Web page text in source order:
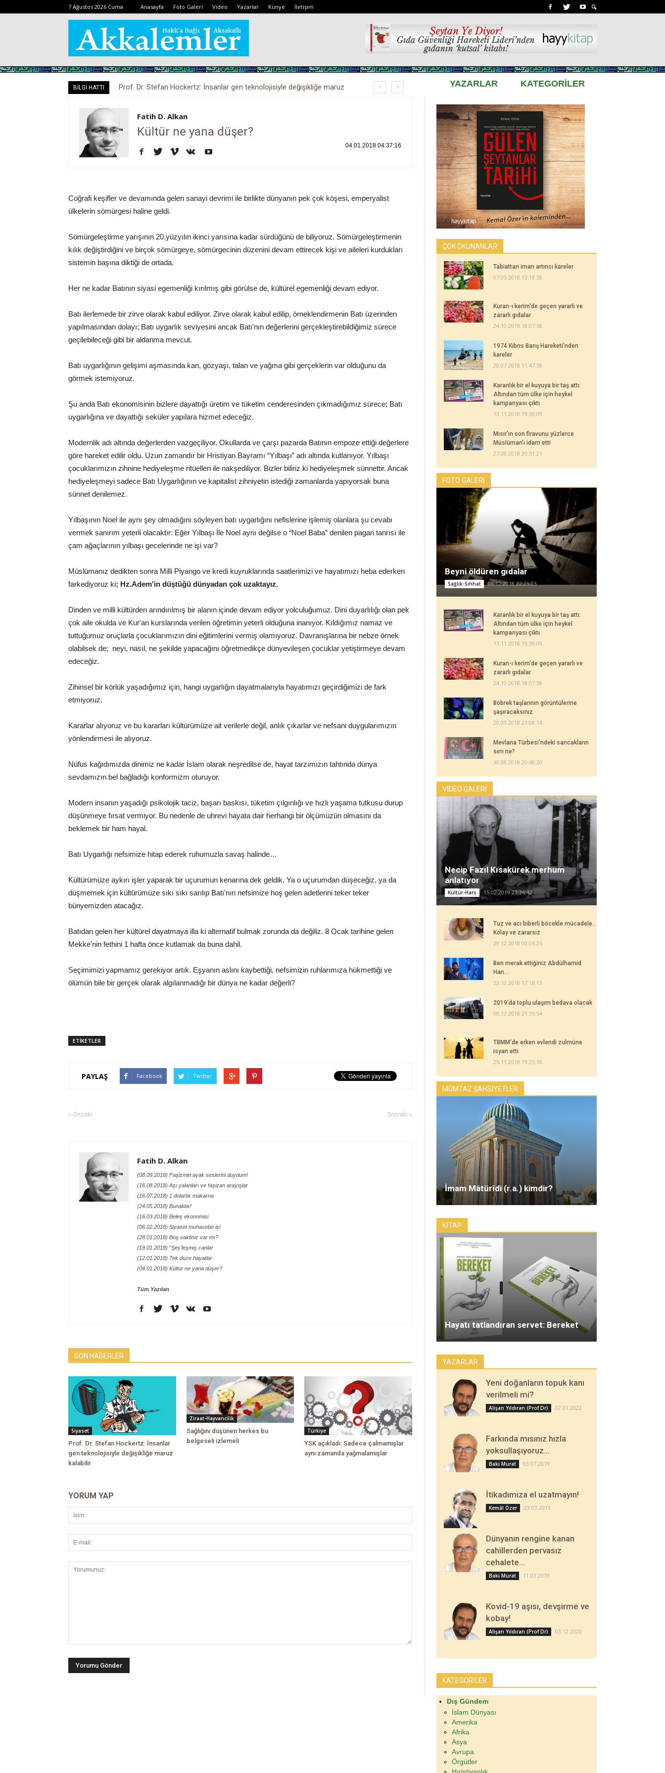
7 Ağustos 2026 Cuma Anasayfa Foto Galeri Video Yazarlar Künye İletişim
BİLGİ HATTI
Prof. Dr. Stefan Hockertz: İnsanlar gen teknolojisiyle değişikliğe maruz
YAZARLAR KATEGORİLER
Fatih D. Alkan
Kültür ne yana düşer?
04.01.2018 04:37:16
Coğrafi keşifler ve devamında gelen sanayi devrimi ile birlikte dünyanın pek çok köşesi, emperyalist
ülkelerin sömürgesi haline geldi.
Sömürgeleştirme yarışının 20.yüzyılın ikinci yarısına kadar sürdüğünü de biliyoruz. Sömürgeleştirmenin
kılık değiştirdiğini ve birçok sömürgeye, sömürgecinin düzenini devam ettirecek kişi ve aileleri kurdukları
sistemin başına diktiği de ortada.
Her ne kadar Batının siyasi egemenliği kırılmış gibi görülse de, kültürel egemenliği devam ediyor.
Batı ilerlemede bir zirve olarak kabul ediliyor. Zirve olarak kabul edilip, örneklendirmenin Batı üzerinden
yapılmasından dolayı; Batı uygarlık seviyesini ancak Batı'nın değerlerini gerçekleştirebildiğimiz sürece
geçilebileceği gibi bir aldanma mevcut.
Batı uygarlığının gelişimi aşmasında kan, gözyaşı, talan ve yağma gibi gerçeklerin var olduğunu da
görmek istemiyoruz.
Şu anda Batı ekonomisinin bizlere dayattığı üretim ve tüketim cenderesinden çıkmadığımız sürece; Batı
uygarlığına ve dayattığı seküler yapılara hizmet edeceğiz.
Modernlik adı altında değerlerden vazgeçiliyor. Okullarda ve çarşı pazarda Batının empoze ettiği değerlere
göre hareket edilir oldu. Uzun zamandır bir Hristiyan Bayramı “Yılbaşı” adı altında kutlanıyor. Yılbaşı
çocuklarımızın zihnine hediyeleşme ritüelleri ile nakşediliyor. Bizler biliriz ki hediyeleşmek sünnettir. Ancak
hediyeleşmeyi sadece Batı Uygarlığının ve kapitalist zihniyetin istediği zamanlarda yapıyorsak buna
sünnet denilemez.
Yılbaşının Noel ile aynı şey olmadığını söyleyen batı uygarlığını nefislerine işlemiş olanlara şu cevabı
vermek sanırım yeterli olacaktır: Eğer Yılbaşı İle Noel aynı değilse o “Noel Baba” denilen pagan tanrısı ile
çam ağaçlarının yılbaşı gecelerinde ne işi var?
Müslümanız dedikten sonra Milli Piyango ve kredi kuyruklarında saatlerimizi ve hayatımızı heba ederken
farkediyoruz ki; Hz.Adem'in düştüğü dünyadan çok uzaktayız.
Dinden ve milli kültürden arındırılmış bir alanın içinde devam ediyor yolculuğumuz. Dini duyarlılığı olan pek
çok aile okulda ve Kur'an kurslarında verilen öğretimin yeterli olduğuna inanıyor. Kıldığımız namaz ve
tuttuğumuz oruçlarla çocuklarımızın dini eğitimlerini vermiş olamıyoruz. Davranışlarına bir nebze örnek
olabilsek de; neyi, nasıl, ne şekilde yapacağını öğretmedikçe dünyevileşen çocuklar yetiştirmeye devam
edeceğiz.
Zihinsel bir körlük yaşadığımız için, hangi uygarlığın dayatmalarıyla hayatımızı geçirdiğimizi de fark
etmiyoruz.
Kararlar alıyoruz ve bu kararları kültürümüze ait verilerle değil, anlık çıkarlar ve nefsani duygularımızın
yönlendirmesi ile alıyoruz.
Nüfus kağıdımızda dinimiz ne kadar İslam olarak neşredilse de, hayat tarzımızın tahtında dünya
sevdamızın bel bağladığı konformizm oturuyor.
Modern insanın yaşadığı psikolojik taciz, başarı baskısı, tüketim çılgınlığı ve hızlı yaşama tutkusu durup
düşünmeye fırsat vermiyor. Bu nedenle de uhrevi hayata dair herhangi bir ölçümüzün olmasını da
beklemek bir ham hayal.
Batı Uygarlığı nefsimize hitap ederek ruhumuzla savaş halinde…
Kültürümüze aykırı işler yaparak bir uçurumun kenarına dek geldik. Ya o uçurumdan düşeceğiz, ya da
düşmemek için kültürümüze sıkı sıkı sarılıp Batı'nın nefsimize hoş gelen adetlerini teker teker
bünyemizden atacağız.
Batıdan gelen her kültürel dayatmaya illa ki alternatif bulmak zorunda da değiliz. 8 Ocak tarihine gelen
Mekke'nin fethini 1 hafta önce kutlamak da buna dahil.
Seçimimizi yapmamız gerekiyor artık. Eşyanın aslını kaybettiği, nefsimizin ruhlarımıza hükmettiği ve
ölümün bile bir gerçek olarak algılanmadığı bir dünya ne kadar değerli?
ETİKETLER
PAYLAŞ Facebook Twitter
« Önceki Sonraki »
Fatih D. Alkan
(08.09.2018) Faşizmin ayak seslerini duydum!
(16.08.2018) Aşı yalanları ve faşizan arayışlar
(16.07.2018) 1 dolarlık makarna
(24.05.2018) Bunaldık!
(16.03.2018) Beleş ekonomisi
(06.02.2018) Siyaset muhasebe işi
(28.01.2018) Boş vaktiniz var mı?
(19.01.2018) “Şey'leşmiş canlar
(12.01.2018) Tek düze hayatlar
(04.01.2018) Kültür ne yana düşer?
Tüm Yazıları
SON HABERLER
Siyaset
Prof. Dr. Stefan Hockertz: İnsanlar
gen teknolojisiyle değişikliğe maruz
kalabilir
Ziraat-Hayvancilik
Sağlığını düşünen herkes bu
belgeseli izlemeli
Türkiye
YSK açıkladı: Sadece çalmamışlar
aynı zamanda yağmalamışlar
YORUM YAP
ÇOK OKUNANLAR
Tabiattan iman artırıcı kareler
07.05.2018 13:18:58
Kuran-ı kerim'de geçen yararlı ve
zararlı gıdalar
24.10.2018 18:07:58
1974 Kıbrıs Barış Hareketi'nden
kareler
20.07.2018 11:47:58
Karanlık bir el kuyuya bir taş attı:
Altından tüm ülke için heykel
kampanyası çıktı
13.11.2018 19:59:09
Mısır'ın son firavunu yüzlerce
Müslüman'ı idam etti
27.08.2018 20:51:21
FOTO GALERİ
Beyni öldüren gıdalar
Sağlık-Sıhhat 06.12.2018 22:25:03
Karanlık bir el kuyuya bir taş attı:
Altından tüm ülke için heykel
kampanyası çıktı
13.11.2018 19:59:09
Kuran-ı kerim'de geçen yararlı ve
zararlı gıdalar
24.10.2018 18:07:58
Böbrek taşlarının görüntülerine
şaşıracaksınız
20.09.2018 23:08:14
Mevlana Türbesi'ndeki sancakların
sırrı ne?
30.08.2018 20:48:30
VİDEO GALERİ
Necip Fazıl Kısakürek merhum
anlatıyor
Kültür-Hars 15.02.2019 23:36:42
Tuz ve acı biberli böcekle mücadele...
Kolay ve zararsız
29.12.2018 00:06:26
Ben merak ettiğiniz Abdülhamid
Han...
23.12.2018 17:18:13
2019'da toplu ulaşım bedava olacak
08.12.2018 21:35:54
TBMM'de erken evlendi zulmüne
isyan etti
25.11.2018 19:25:18
MÜMTAZ ŞAHSİYETLER
İmam Mâtürîdi (r.a.) kimdir?
KİTAP
Hayatı tatlandıran servet: Bereket
YAZARLAR
Yeni doğanların topuk kanı
verilmeli mi?
Alişan Yıldıran (Prof Dr) 02.01.2022
Farkında mısınız hızla
yoksullaşıyoruz…
Baki Murat 03.07.2019
İtikadımıza el uzatmayın!
Kemâl Özer 23.03.2019
Dünyanın rengine kanan
cahillerden pervasız
cehalete…
Baki Murat 11.03.2019
Kovid-19 aşısı, devşirme ve
kobay!
Alişan Yıldıran (Prof Dr) 03.12.2020
KATEGORİLER
Dış Gündem
İslam Dünyası
Amerika
Afrika
Asya
Avrupa
Örgütler